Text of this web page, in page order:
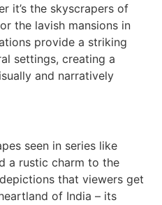
it’s the skyscrapers of
or the lavish mansions in
provide a striking
settings, creating a
and narratively
seen in series like
a rustic charm to the
that viewers get
of India – its